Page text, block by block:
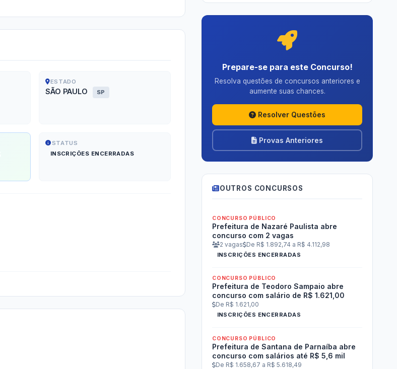
ESTADO
SÃO PAULO SP
STATUS
INSCRIÇÕES ENCERRADAS
Prepare-se para este Concurso!
Resolva questões de concursos anteriores e
aumente suas chances.
Resolver Questões
Provas Anteriores
OUTROS CONCURSOS
CONCURSO PÚBLICO
Prefeitura de Nazaré Paulista abre
concurso com 2 vagas
2 vagas De R$ 1.892,74 a R$ 4.112,98
INSCRIÇÕES ENCERRADAS
CONCURSO PÚBLICO
Prefeitura de Teodoro Sampaio abre
concurso com salário de R$ 1.621,00
De R$ 1.621,00
INSCRIÇÕES ENCERRADAS
CONCURSO PÚBLICO
Prefeitura de Santana de Parnaíba abre
concurso com salários até R$ 5,6 mil
De R$ 1.658,67 a R$ 5.618,49